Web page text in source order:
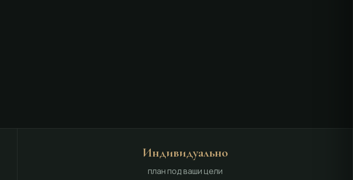
Индивидуально
план под ваши цели